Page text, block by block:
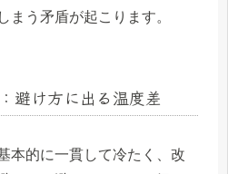
まう矛盾が起こります。
避け方に出る温度差
本的に一貫して冷たく、改